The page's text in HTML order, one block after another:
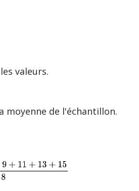
valeurs.
moyenne de l'échantillon.